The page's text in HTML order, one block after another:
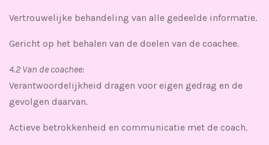
Vertrouwelijke behandeling van alle gedeelde informatie.
Gericht op het behalen van de doelen van de coachee.
4.2 Van de coachee:
Verantwoordelijkheid dragen voor eigen gedrag en de
gevolgen daarvan.
Actieve betrokkenheid en communicatie met de coach.